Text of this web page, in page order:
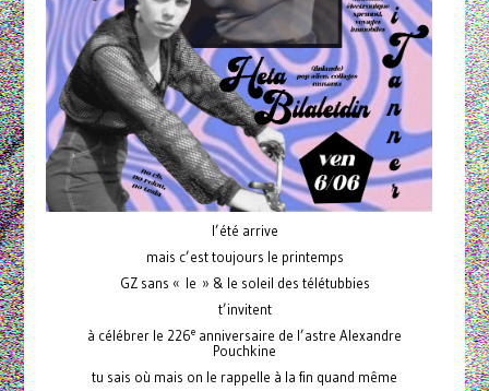
l’été arrive
mais c’est toujours le printemps
GZ sans « le » & le soleil des télétubbies
t’invitent
à célébrer le 226e anniversaire de l’astre Alexandre
Pouchkine
tu sais où mais on le rappelle à la fin quand même